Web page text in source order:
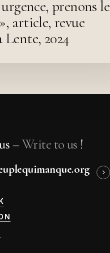
prenons le
article, revue
Lente, 2024
–Write to us !